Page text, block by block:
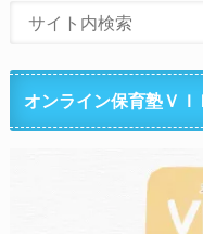
オンライン保育塾ＶＩ